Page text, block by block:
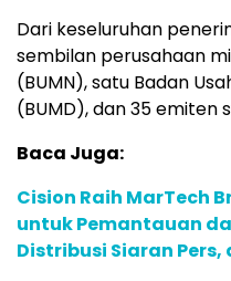
Dari keseluruhan
sembilan perusahaan
(BUMN), satu Badan
(BUMD), dan 35 emiten
Baca Juga:
Cision Raih MarTech
untuk Pemantauan
Distribusi Siaran Pers,